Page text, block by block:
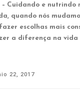
Cuidando e nutrindo
quando nós
escolhas mais
a diferença na vida
22, 2017